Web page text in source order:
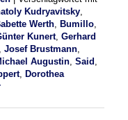
Kudryavitsky,
Werth, Bumillo,
Kunert,Gerhard
,Josef Brustmann,
Augustin,Said ,
, Dorothea